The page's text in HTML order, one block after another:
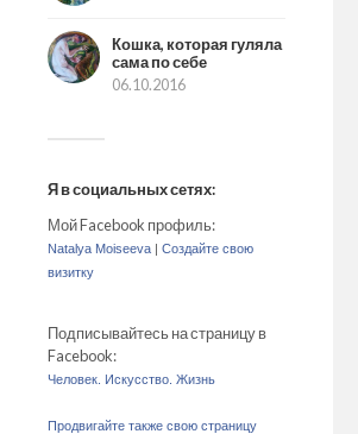
Кошка, которая гуляла
сама по себе
06.10.2016
Я в социальных сетях:
Мой Facebook профиль:
Natalya Moiseeva | Создайте свою
визитку
Подписывайтесь на страницу в
Facebook:
Человек. Искусство. Жизнь
Продвигайте также свою страницу